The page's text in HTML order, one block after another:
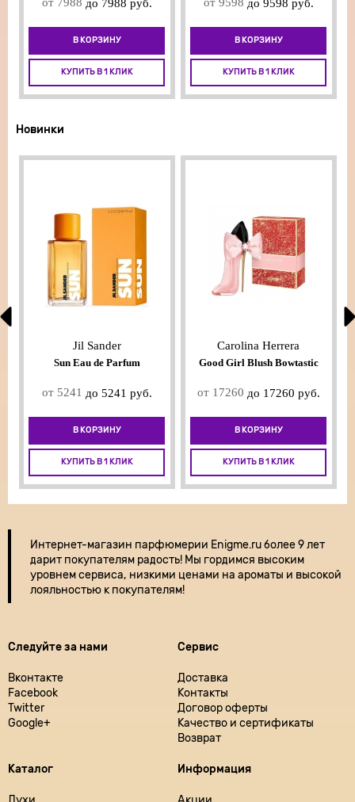
от 7988 до 7988 руб.
В КОРЗИНУ
КУПИТЬ В 1 КЛИК
от 9598 до 9598 руб.
В КОРЗИНУ
КУПИТЬ В 1 КЛИК
Новинки
Jil Sander
Sun Eau de Parfum
от 5241 до 5241 руб.
В КОРЗИНУ
КУПИТЬ В 1 КЛИК
Carolina Herrera
Good Girl Blush Bowtastic
от 17260 до 17260 руб.
В КОРЗИНУ
КУПИТЬ В 1 КЛИК
Интернет-магазин парфюмерии Enigme.ru более 9 лет
дарит покупателям радость! Мы гордимся высоким
уровнем сервиса, низкими ценами на ароматы и высокой
лояльностью к покупателям!
Следуйте за нами
Вконтакте
Facebook
Twitter
Google+
Сервис
Доставка
Контакты
Договор оферты
Качество и сертификаты
Возврат
Каталог Информация